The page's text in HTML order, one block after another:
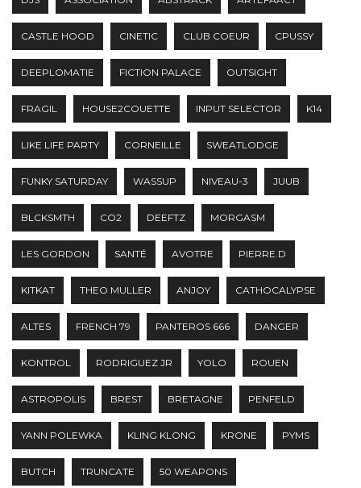
CASTLE HOOD CINETIC CLUB COEUR CPUSSY
DEEPLOMATIE FICTION PALACE OUTSIGHT
FRAGIL HOUSE2COUETTE INPUT SELECTOR K14
LIKE LIFE PARTY CORNEILLE SWEATLODGE
FUNKY SATURDAY WASSUP NIVEAU-3 JUUB
BLCKSMTH CO2 DEEFTZ MORGASM
LES GORDON SANTÉ AVOTRE PIERRE.D
KITKAT THEO MULLER ANJOY CATHOCALYPSE
ALTES FRENCH 79 PANTEROS 666 DANGER
KONTROL RODRIGUEZ JR YOLO ROUEN
ASTROPOLIS BREST BRETAGNE PENFELD
YANN POLEWKA KLING KLONG KRONE PYMS
BUTCH TRUNCATE 50 WEAPONS